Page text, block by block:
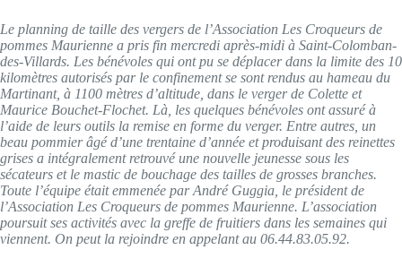
Le planning de taille des vergers de l’Association Les Croqueurs de
pommes Maurienne a pris fin mercredi après-midi à Saint-Colomban-
des-Villards. Les bénévoles qui ont pu se déplacer dans la limite des 10
kilomètres autorisés par le confinement se sont rendus au hameau du
Martinant, à 1100 mètres d’altitude, dans le verger de Colette et
Maurice Bouchet-Flochet. Là, les quelques bénévoles ont assuré à
l’aide de leurs outils la remise en forme du verger. Entre autres, un
beau pommier âgé d’une trentaine d’année et produisant des reinettes
grises a intégralement retrouvé une nouvelle jeunesse sous les
sécateurs et le mastic de bouchage des tailles de grosses branches.
Toute l’équipe était emmenée par André Guggia, le président de
l’Association Les Croqueurs de pommes Maurienne. L’association
poursuit ses activités avec la greffe de fruitiers dans les semaines qui
viennent. On peut la rejoindre en appelant au 06.44.83.05.92.